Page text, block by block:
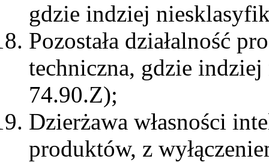
gdzie indziej
Pozostała działalność
techniczna, gdzie
74.90.Z);
Dzierżawa własności
produktów, z